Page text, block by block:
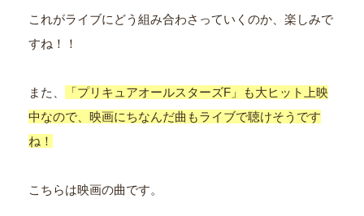
これがライブにどう組み合わさっていくのか、楽しみで
すね！！
また、
「プリキュアオールスターズF」も大ヒット上映
中なので、映画にちなんだ曲もライブで聴けそうです
ね！
こちらは映画の曲です。